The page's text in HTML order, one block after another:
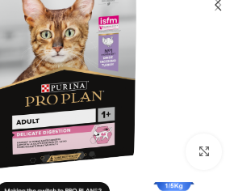
برای بزرگنمایی کلیک کنید